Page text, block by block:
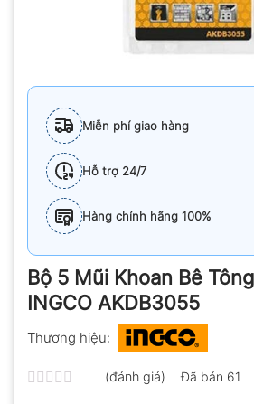
Miễn phí giao hàng
Hỗ trợ 24/7
Hàng chính hãng 100%
Bộ 5 Mũi Khoan Bê
INGCO AKDB3055
Thương hiệu:
(đánh giá) Đã bán 61